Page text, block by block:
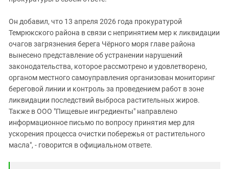
Он добавил, что 13 апреля 2026 года прокуратурой
Темрюкского района в связи с непринятием мер к ликвидации
очагов загрязнения берега Чёрного моря главе района
вынесено представление об устранении нарушений
законодательства, которое рассмотрено и удовлетворено,
органом местного самоуправления организован мониторинг
береговой линии и контроль за проведением работ в зоне
ликвидации последствий выброса растительных жиров.
Также в ООО "Пищевые ингредиенты" направлено
информационное письмо по вопросу принятия мер для
ускорения процесса очистки побережья от растительного
масла", - говорится в официальном ответе.